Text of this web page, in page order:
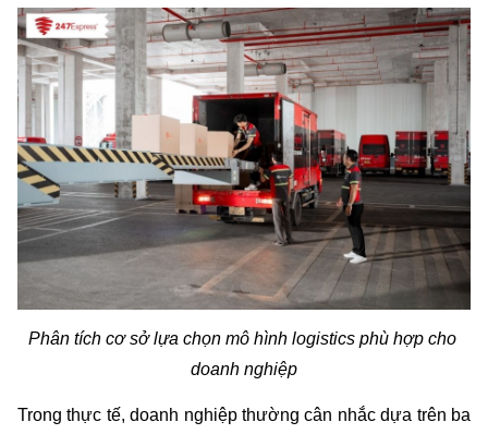
Phân tích cơ sở lựa chọn mô hình logistics phù hợp cho
doanh nghiệp
Trong thực tế, doanh nghiệp thường cân nhắc dựa trên ba